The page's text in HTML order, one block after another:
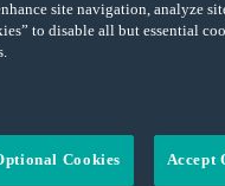
mienne, car égoïstement
une aventure. Cette
la collection La Forêt
de l’existence se
à faire sourire. Ce
du temps, de ces
site navigation, analyze
to disable all but essential
Cookies Accept